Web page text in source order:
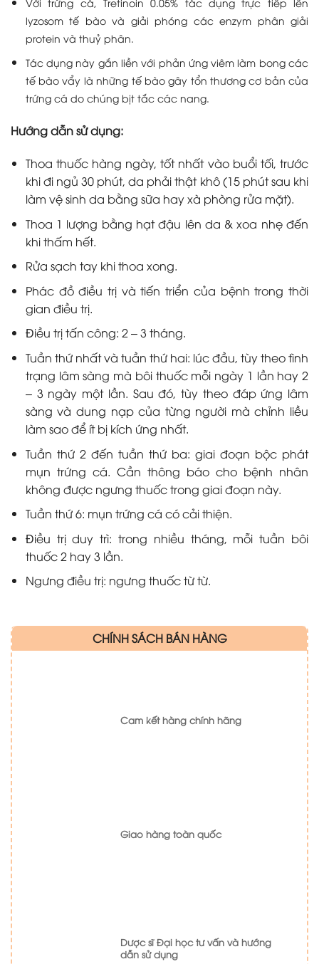
lyzosom tế bào và giải phóng các enzym phân giải
protein và thuỷ phân.
Tác dụng này gắn liền với phản ứng viêm làm bong các
tế bào vẩy là những tế bào gây tổn thương cơ bản của
trứng cá do chúng bịt tắc các nang.
Hướng dẫn sử dụng:
Thoa thuốc hàng ngày, tốt nhất vào buổi tối, trước
khi đi ngủ 30 phút, da phải thật khô (15 phút sau khi
làm vệ sinh da bằng sữa hay xà phòng rửa mặt).
Thoa 1 lượng bằng hạt đậu lên da & xoa nhẹ đến
khi thấm hết.
Rửa sạch tay khi thoa xong.
Phác đồ điều trị và tiến triển của bệnh trong thời
gian điều trị.
Ðiều trị tấn công: 2 – 3 tháng.
Tuần thứ nhất và tuần thứ hai: lúc đầu, tùy theo tình
trạng lâm sàng mà bôi thuốc mỗi ngày 1 lần hay 2
– 3 ngày một lần. Sau đó, tùy theo đáp ứng lâm
sàng và dung nạp của từng người mà chỉnh liều
làm sao để ít bị kích ứng nhất.
Tuần thứ 2 đến tuần thứ ba: giai đoạn bộc phát
mụn trứng cá. Cần thông báo cho bệnh nhân
không được ngưng thuốc trong giai đoạn này.
Tuần thứ 6: mụn trứng cá có cải thiện.
Ðiều trị duy trì: trong nhiều tháng, mỗi tuần bôi
thuốc 2 hay 3 lần.
Ngưng điều trị: ngưng thuốc từ từ.
CHÍNH SÁCH BÁN HÀNG
Cam kết hàng chính hãng
Giao hàng toàn quốc
Dược sĩ Đại học tư vấn và hướng
dẫn sử dụng